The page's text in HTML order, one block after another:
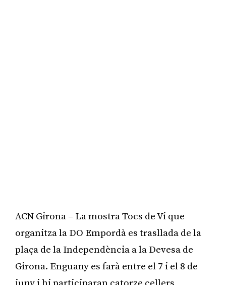
ACN Girona – La mostra Tocs de Vi que
organitza la DO Empordà es trasllada de la
plaça de la Independència a la Devesa de
Girona. Enguany es farà entre el 7 i el 8 de